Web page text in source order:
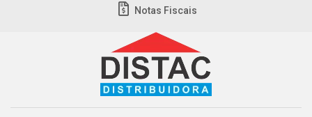
Notas Fiscais